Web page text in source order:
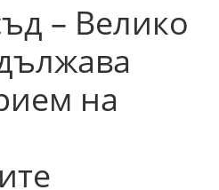
– Велико
на